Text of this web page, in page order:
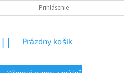
PODMIENKY OCHRANY
Prihlásenie
NÁKUPNÝ
Prázdny košík